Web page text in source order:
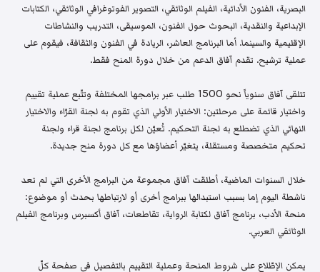
البصرية، الفنون الأدائية، الفيلم الوثائقي، التصوير الفوتوغرافي الوثائقي، الكتابات
الإبداعية والنقدية، البحوث حول الفنون، الموسيقى، التدريب والنشاطات
الإقليمية والسينما. أما البرنامج العاشر، الريادة في الفنون والثقافة، فيقوم على
عملية ترشيح. تقدم آفاق الدعم من خلال دورة المنح فقط.
تتلقى آفاق سنوياً نحو 1500 طلب عبر برامجها المختلفة وتتّبع عملية تقييم
واختيار قائمة على مرحلتين: الاختيار الأولي الذي تقوم به لجنة القرّاء والاختيار
النهائي الذي تضطلع به لجنة التحكيم. تُعيّن لكل برنامج لجنة قراء ولجنة
تحكيم متخصصة ومستقلة، يتغيّر أعضاؤها مع كل دورة منح جديدة.
خلال السنوات الماضية، أطلقت آفاق مجموعة من البرامج الأخرى التي لم تعد
ناشطة اليوم إما بسبب استبدالها ببرامج أخرى أو لارتباطها بحدث أو موضوع:
منحة الأدب، برنامج آفاق لكتابة الرواية، تقاطعات، آفاق أكسبرس وبرنامج الفيلم
الوثائقي العربي.
يمكن الإطّلاع على شروط المنحة وعملية التقييم بالتفصيل في صفحة كلّ